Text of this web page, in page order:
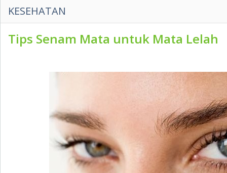
KESEHATAN
Tips Senam Mata untuk Mata Lelah